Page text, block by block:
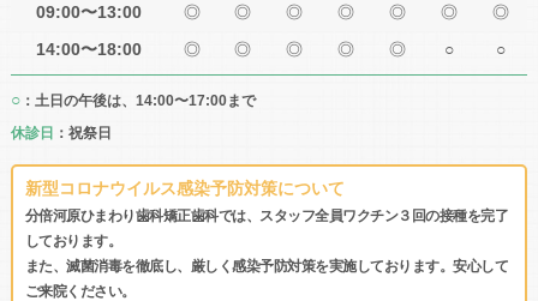
09:00〜13:00 ◎ ◎ ◎ ◎ ◎ ◎
◎
14:00〜18:00
◎ ◎ ◎ ◎ ◎ ○ ○
○：土日の午後は、14:00〜17:00まで
休診日 ：祝祭日
新型コロナウイルス感染予防対策について
分倍河原ひまわり歯科矯正歯科では、スタッフ全員ワクチン３回の接種を完了
しております。
また、滅菌消毒を徹底し、厳しく感染予防対策を実施しております。安心して
ご来院ください。